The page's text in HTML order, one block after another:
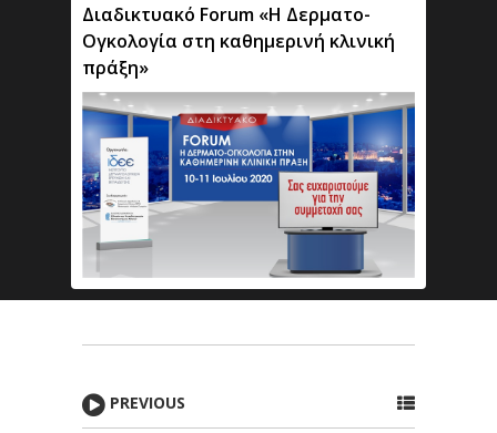
Διαδικτυακό Forum «Η Δερματο-
Ογκολογία στη καθημερινή κλινική
πράξη»
PREVIOUS